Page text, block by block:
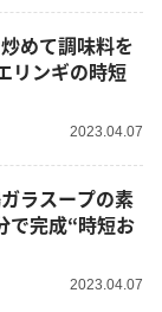
めて調味料を
リンギの時短
2023.04.07
ラスープの素
で完成“時短お
2023.04.07